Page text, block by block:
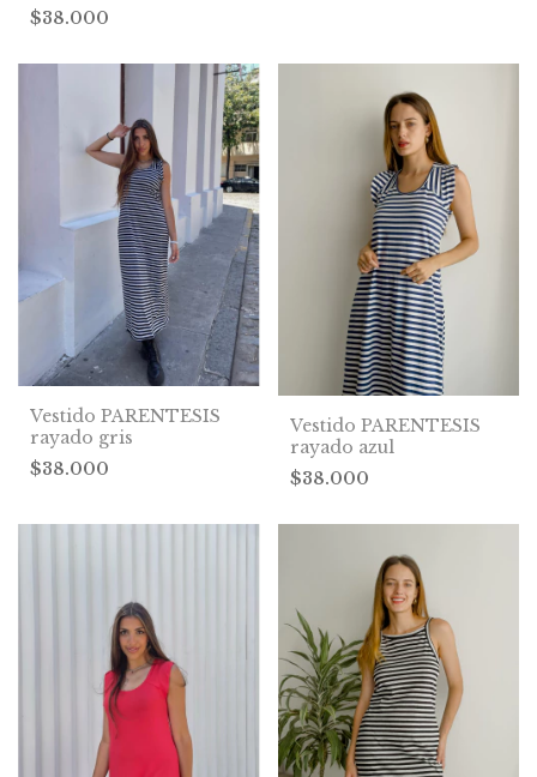
$38.000
Vestido PARENTESIS
rayado gris
$38.000
Vestido PARENTESIS
rayado azul
$38.000